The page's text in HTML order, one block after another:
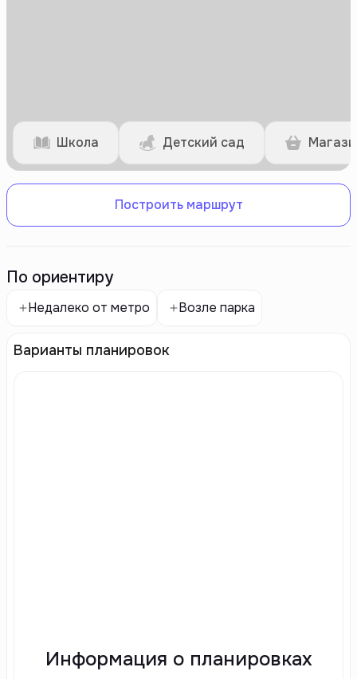
Школа Детский сад
Построить маршрут
По ориентиру
Недалеко от метро Возле парка
Варианты планировок
Информация о планировках